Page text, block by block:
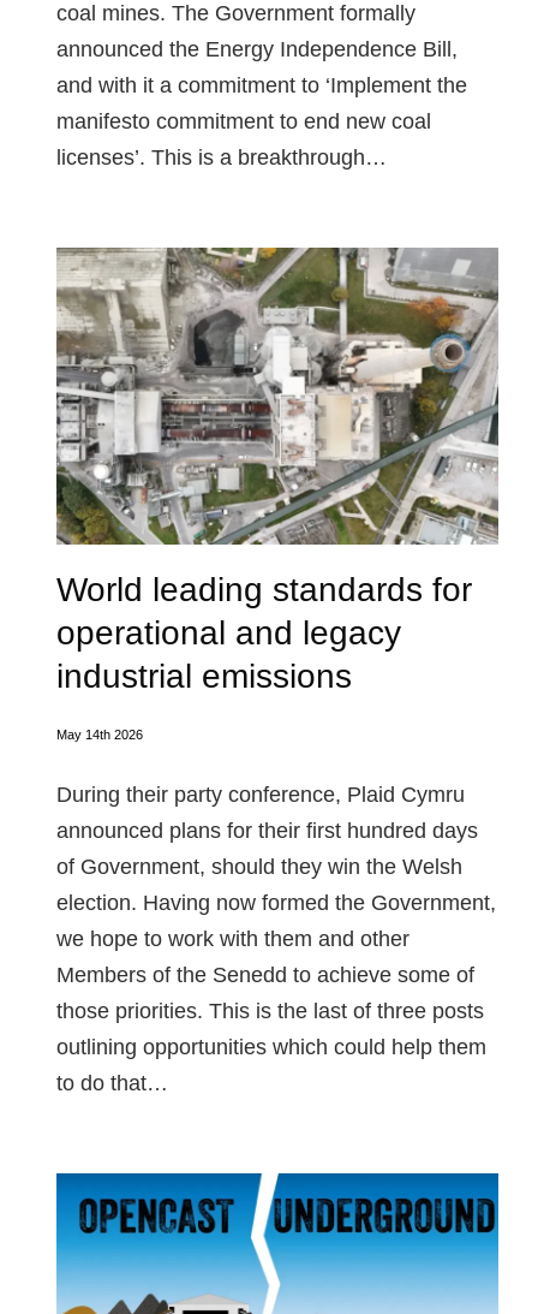
coal mines. The Government formally
announced the Energy Independence Bill,
and with it a commitment to ‘Implement the
manifesto commitment to end new coal
licenses’. This is a breakthrough…
World leading standards for
operational and legacy
industrial emissions
May 14th 2026
During their party conference, Plaid Cymru
announced plans for their first hundred days
of Government, should they win the Welsh
election. Having now formed the Government,
we hope to work with them and other
Members of the Senedd to achieve some of
those priorities. This is the last of three posts
outlining opportunities which could help them
to do that…